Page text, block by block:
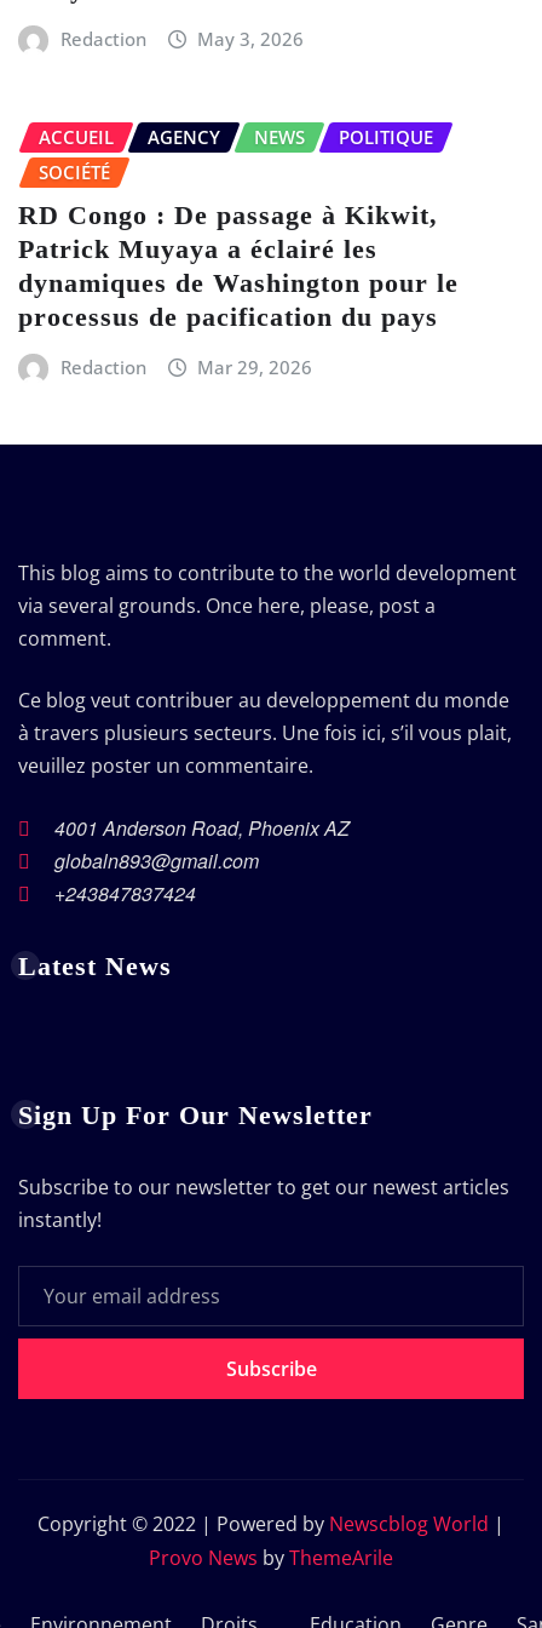
Redaction May 3, 2026
ACCUEIL AGENCY NEWS
POLITIQUE
SOCIÉTÉ
RD Congo : De passage à Kikwit,
Patrick Muyaya a éclairé les
dynamiques de Washington pour le
processus de pacification du pays
Redaction Mar 29, 2026
This blog aims to contribute to the world development
via several grounds. Once here, please, post a
comment.
Ce blog veut contribuer au developpement du monde
à travers plusieurs secteurs. Une fois ici, s’il vous plait,
veuillez poster un commentaire.
4001 Anderson Road, Phoenix AZ
globaln893@gmail.com
+243847837424
Latest News
Sign Up For Our Newsletter
Subscribe to our newsletter to get our newest articles
instantly!
Subscribe
Copyright © 2022 | Powered by Newscblog World |
Provo News byThemeArile